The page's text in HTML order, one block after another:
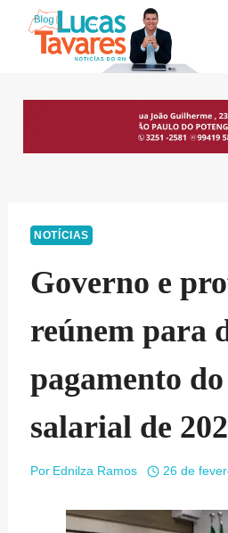
NOTÍCIAS
Governo e
reúnem para
pagamento
salarial de
Por Ednilza Ramos 26 de